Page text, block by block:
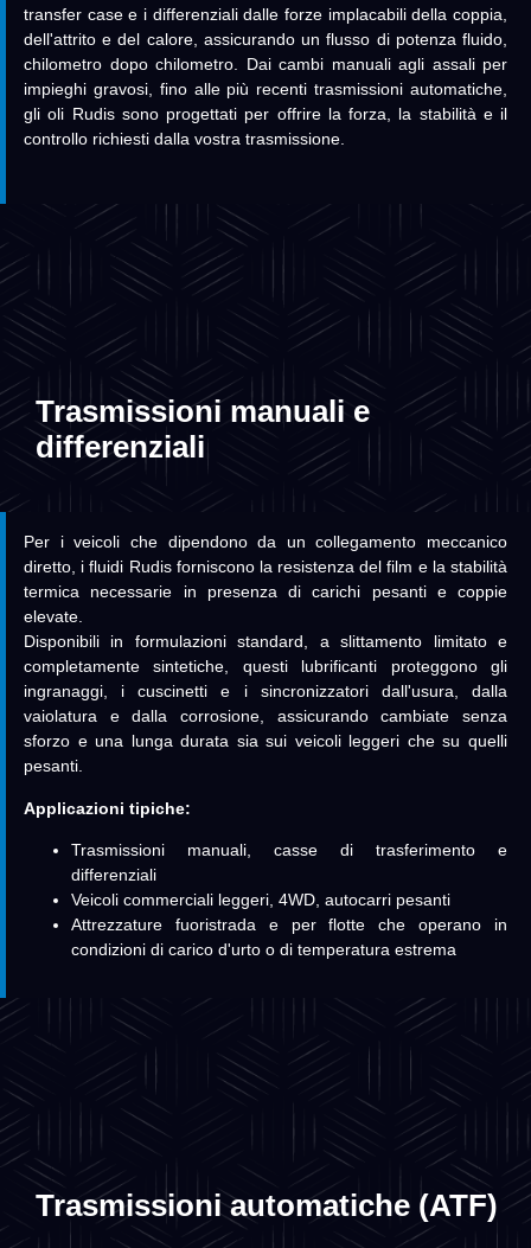
transfer case e i differenziali dalle forze implacabili della coppia,
dell'attrito e del calore, assicurando un flusso di potenza fluido,
chilometro dopo chilometro.
Dai cambi manuali agli assali per
impieghi gravosi, fino alle più recenti trasmissioni automatiche,
gli oli Rudis sono progettati per offrire la forza, la stabilità e il
controllo richiesti dalla vostra trasmissione.
Trasmissioni manuali e
differenziali
Per i veicoli che dipendono da un collegamento meccanico
diretto, i fluidi Rudis forniscono la resistenza del film e la stabilità
termica necessarie in presenza di carichi pesanti e coppie
elevate.
Disponibili in formulazioni standard, a slittamento limitato e
completamente sintetiche, questi lubrificanti proteggono gli
ingranaggi, i cuscinetti e i sincronizzatori dall'usura, dalla
vaiolatura e dalla corrosione, assicurando cambiate senza
sforzo e una lunga durata sia sui veicoli leggeri che su quelli
pesanti.
Applicazioni tipiche:
Trasmissioni manuali, casse di trasferimento e
differenziali
Veicoli commerciali leggeri, 4WD, autocarri pesanti
Attrezzature fuoristrada e per flotte che operano in
condizioni di carico d'urto o di temperatura estrema
Trasmissioni automatiche (ATF)